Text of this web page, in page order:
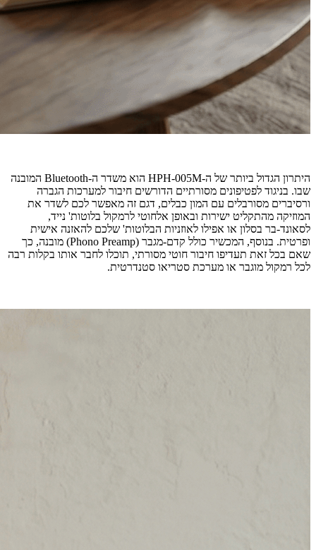
היתרון הגדול ביותר של ה-HPH-005M הוא משדר ה-Bluetooth המובנה
שבו. בניגוד לפטיפונים מסורתיים הדורשים חיבור למערכות הגברה
ורסיברים מסורבלים עם המון כבלים, דגם זה מאפשר לכם לשדר את
המוזיקה מהתקליט ישירות ובאופן אלחוטי לרמקול בלוטות' נייד,
לסאונד-בר בסלון או אפילו לאוזניות הבלוטות' שלכם להאזנה אישית
ופרטית. בנוסף, המכשיר כולל קדם-מגבר (Phono Preamp) מובנה, כך
שאם בכל זאת תעדיפו חיבור חוטי מסורתי, תוכלו לחבר אותו בקלות רבה
לכל רמקול מוגבר או מערכת סטריאו סטנדרטית.